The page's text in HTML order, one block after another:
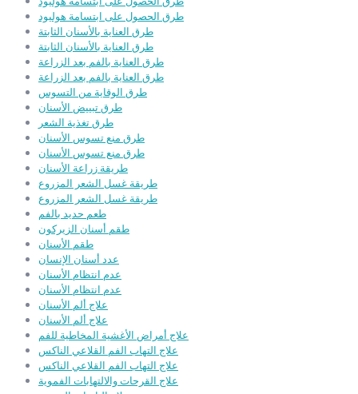
طرق الحصول على ابتسامة هوليود
طرق العناية بالأسنان الثابتة
طرق العناية بالأسنان الثابتة
طرق العناية بالفم بعد الزراعة
طرق العناية بالفم بعد الزراعة
طرق الوقاية من التسوس
طرق تبييض الأسنان
طرق تغذية الشعر
طرق منع تسوس الأسنان
طرق منع تسوس الأسنان
طريقة زراعة الأسنان
طريقة غسل الشعر المزروع
طريقة غسل الشعر المزروع
طعم حديد بالفم
طقم أسنان الزيركون
طقم الأسنان
عدد أسنان الإنسان
عدم انتظام الأسنان
عدم انتظام الأسنان
علاج ألم الأسنان
علاج ألم الأسنان
علاج أمراض الأغشية المخاطية للفم
علاج التهاب الفم القلاعي الناكس
علاج التهاب الفم القلاعي الناكس
علاج القرحات والالتهابات الفموية